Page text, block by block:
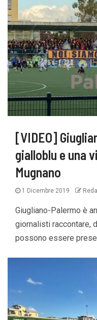
[VIDEO]
gialloblu e una
Mugnano
1 Dicembre 2019
Giugliano-Palermo è
giornalisti raccontare,
possono essere